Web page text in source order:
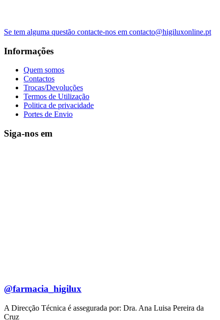
Se tem alguma questão contacte-nos em contacto@higiluxonline.pt
Informações
Quem somos
Contactos
Trocas/Devoluções
Termos de Utilização
Politica de privacidade
Portes de Envio
Siga-nos em
@farmacia_higilux
A Direcção Técnica é assegurada por: Dra. Ana Luisa Pereira da
Cruz